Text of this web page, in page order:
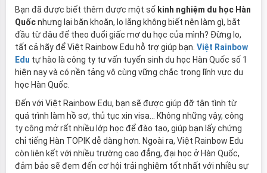
Bạn đã được biết thêm được một số kinh nghiệm du học Hàn
Quốcnhưng lại băn khoăn, lo lắng không biết nên làm gì, bắt
đầu từ đâu để theo đuổi giấc mơ du học của mình? Đừng lo,
tất cả hãy để Việt Rainbow Edu hỗ trợ giúp bạn. Việt Rainbow
Edu tự hào là công ty tư vấn tuyển sinh du học Hàn Quốc số 1
hiện nay và có nền tảng vô cùng vững chắc trong lĩnh vực du
học Hàn Quốc.
Đến với Việt Rainbow Edu, bạn sẽ được giúp đỡ tận tình từ
quá trình làm hồ sơ, thủ tục xin visa… Không những vậy, công
ty công mở rất nhiều lớp học để đào tạo, giúp bạn lấy chứng
chỉ tiếng Hàn TOPIK dễ dàng hơn. Ngoài ra, Việt Rainbow Edu
còn liên kết với nhiều trường cao đẳng, đại học ở Hàn Quốc,
đảm bảo sẽ đem đến cơ hội trải nghiệm tốt nhất với nhiều sự